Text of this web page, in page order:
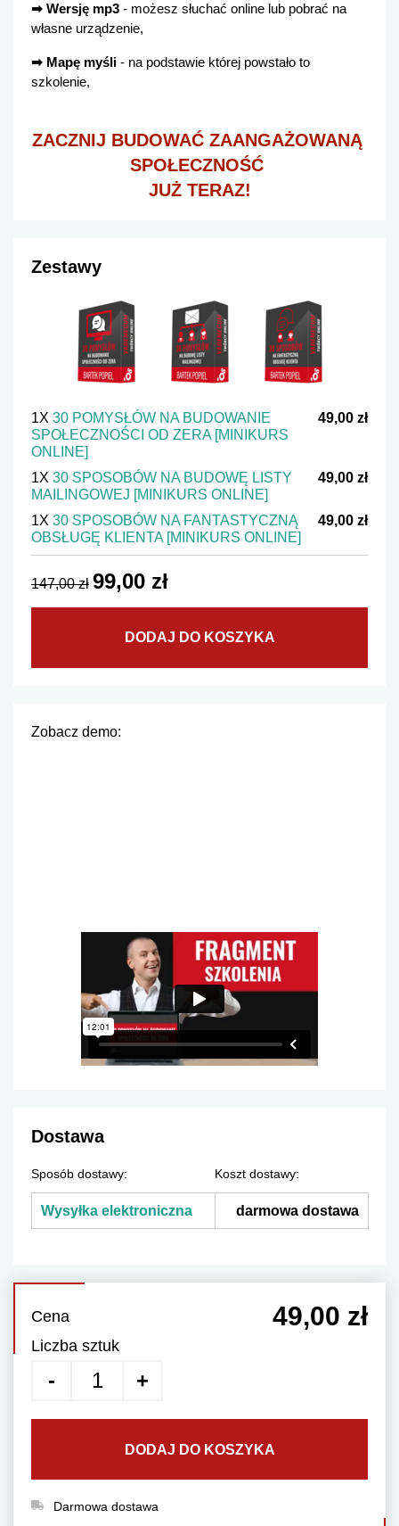
➡ Wersję mp3 - możesz słuchać online lub pobrać na
własne urządzenie,
➡ Mapę myśli - na podstawie której powstało to
szkolenie,
ZACZNIJ BUDOWAĆ ZAANGAŻOWANĄ
SPOŁECZNOŚĆ
JUŻ TERAZ!
Zestawy
1X 30 POMYSŁÓW NA BUDOWANIE
SPOŁECZNOŚCI OD ZERA [MINIKURS
ONLINE]
49,00 zł
1X 30 SPOSOBÓW NA BUDOWĘ LISTY
MAILINGOWEJ [MINIKURS ONLINE]
49,00 zł
1X 30 SPOSOBÓW NA FANTASTYCZNĄ
OBSŁUGĘ KLIENTA [MINIKURS ONLINE]
49,00 zł
147,00 zł 99,00 zł
DODAJ DO KOSZYKA
Zobacz demo:
Dostawa
Sposób dostawy: Koszt dostawy:
Wysyłka elektroniczna darmowa dostawa
Cena 49,00 zł
Liczba sztuk
DODAJ DO KOSZYKA
Darmowa dostawa